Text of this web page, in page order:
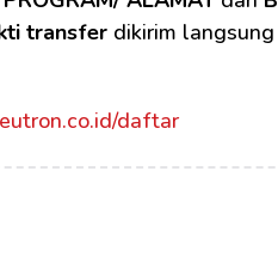
transfer dikirim
daftar